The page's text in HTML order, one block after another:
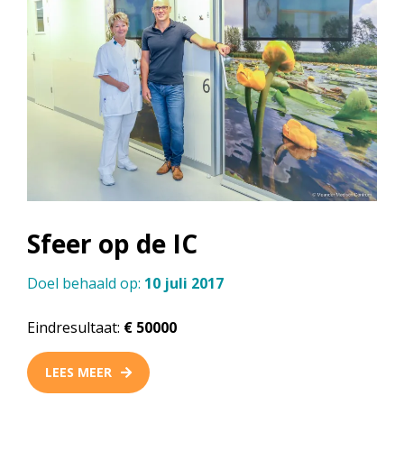
Sfeer op de IC
Doel behaald op: 10 juli 2017
Eindresultaat: € 50000
LEES MEER